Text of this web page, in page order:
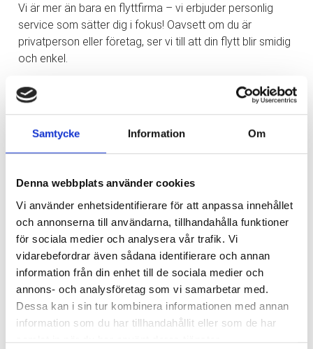
Samtycke Information Om
Denna webbplats använder cookies
Vi använder enhetsidentifierare för att anpassa innehållet
och annonserna till användarna, tillhandahålla funktioner
för sociala medier och analysera vår trafik. Vi
vidarebefordrar även sådana identifierare och annan
information från din enhet till de sociala medier och
annons- och analysföretag som vi samarbetar med.
Dessa kan i sin tur kombinera informationen med annan
information som du har tillhandahållit eller som de har
samlat in när du har använt deras tjänster.
Vi är mer än bara en flyttfirma – vi erbjuder personlig
service som sätter dig i fokus! Oavsett om du är
privatperson eller företag, ser vi till att din flytt blir smidig
och enkel.
Här är några av anledningarna till att våra kunder älskar
oss:
oss efter dina behov.
✅ Enkelhet – Med en tydlig offert och möjligheten att
✅ Tillgänglighet – Vi finns här för dig, alla dagar i veckan!
✅ Säkerhet – Din trygghet är vår prioritet. Vi har både
ansvarsförsäkring och trafiktillstånd.
Låt oss hjälpa dig med din nästa flytt och upplev
skillnaden med oss!
Kontakta oss idag!
✉️info@express-flytt.com
☎️ 031-714 71 30